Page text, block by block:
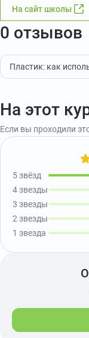
На сайт школы
0 отзывов
На этот
Если вы проходили
5 звёзд
4 звезды
3 звезды
2 звезды
1 звезда